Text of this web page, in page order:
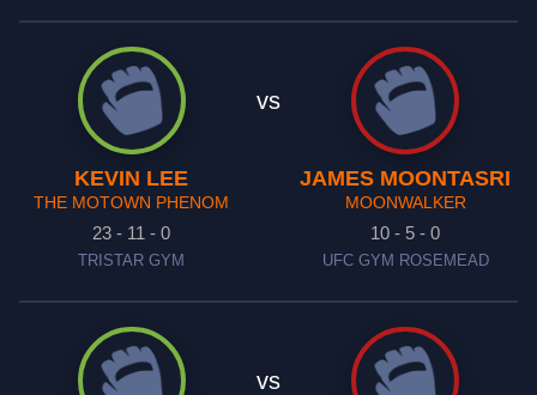
KEVIN LEE
THE MOTOWN PHENOM
23 - 11 - 0
TRISTAR GYM
vs
JAMES MOONTASRI
MOONWALKER
10 - 5 - 0
UFC GYM ROSEMEAD
vs